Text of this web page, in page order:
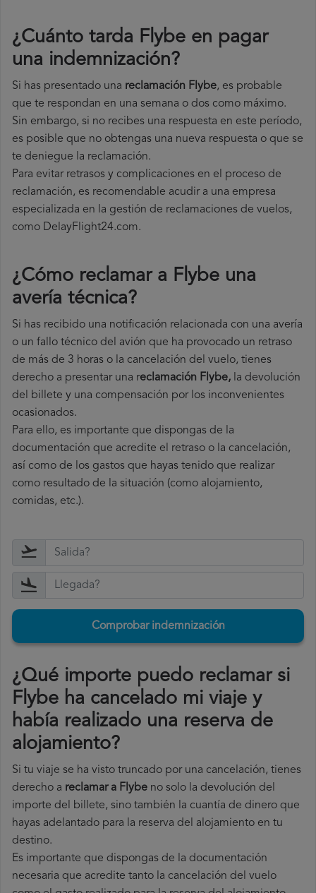
¿Cuánto tarda Flybe en pagar
una indemnización?
Si has presentado una reclamación Flybe, es probable
que te respondan en una semana o dos como máximo.
Sin embargo, si no recibes una respuesta en este período,
es posible que no obtengas una nueva respuesta o que se
te deniegue la reclamación.
Para evitar retrasos y complicaciones en el proceso de
reclamación, es recomendable acudir a una empresa
especializada en la gestión de reclamaciones de vuelos,
como DelayFlight24.com.
¿Cómo reclamar a Flybe una
avería técnica?
Si has recibido una notificación relacionada con una avería
o un fallo técnico del avión que ha provocado un retraso
de más de 3 horas o la cancelación del vuelo, tienes
derecho a presentar una reclamación Flybe, la devolución
del billete y una compensación por los inconvenientes
ocasionados.
Para ello, es importante que dispongas de la
documentación que acredite el retraso o la cancelación,
así como de los gastos que hayas tenido que realizar
como resultado de la situación (como alojamiento,
comidas, etc.).
Comprobar indemnización
¿Qué importe puedo reclamar si
Flybe ha cancelado mi viaje y
había realizado una reserva de
alojamiento?
Si tu viaje se ha visto truncado por una cancelación, tienes
derecho a reclamar a Flybe no solo la devolución del
importe del billete, sino también la cuantía de dinero que
hayas adelantado para la reserva del alojamiento en tu
destino.
Es importante que dispongas de la documentación
necesaria que acredite tanto la cancelación del vuelo